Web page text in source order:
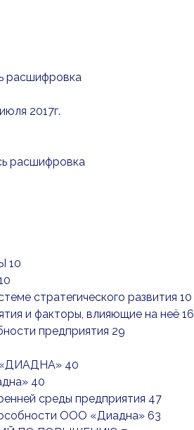
расшифровка
2017г.
расшифровка
10
стратегического развития 10
и факторы, влияющие на неё 16
предприятия 29
40
40
среды предприятия 47
ООО «Диадна» 63